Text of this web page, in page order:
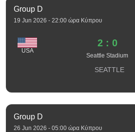
Group D
19 Jun 2026 - 22:00 ώρα Κύπρου
USA
2 : 0
Seattle Stadium
SEATTLE
Group D
26 Jun 2026 - 05:00 ώρα Κύπρου